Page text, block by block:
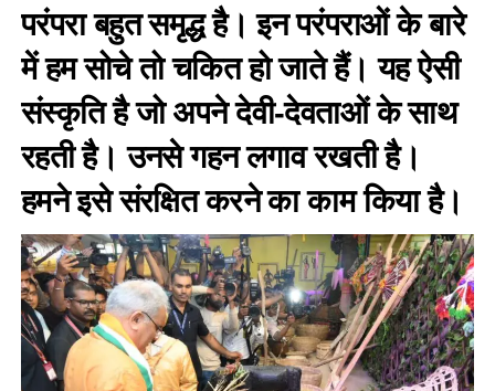
परंपरा बहुत समृद्ध है। इन परंपराओं के बारे
में हम सोचे तो चकित हो जाते हैं। यह ऐसी
संस्कृति है जो अपने देवी-देवताओं के साथ
रहती है। उनसे गहन लगाव रखती है।
हमने इसे संरक्षित करने का काम किया है।